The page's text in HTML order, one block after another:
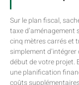
Sur le plan fiscal,
taxe d’aménagement
cinq mètres carrés et
simplement
début de votre projet.
une planification